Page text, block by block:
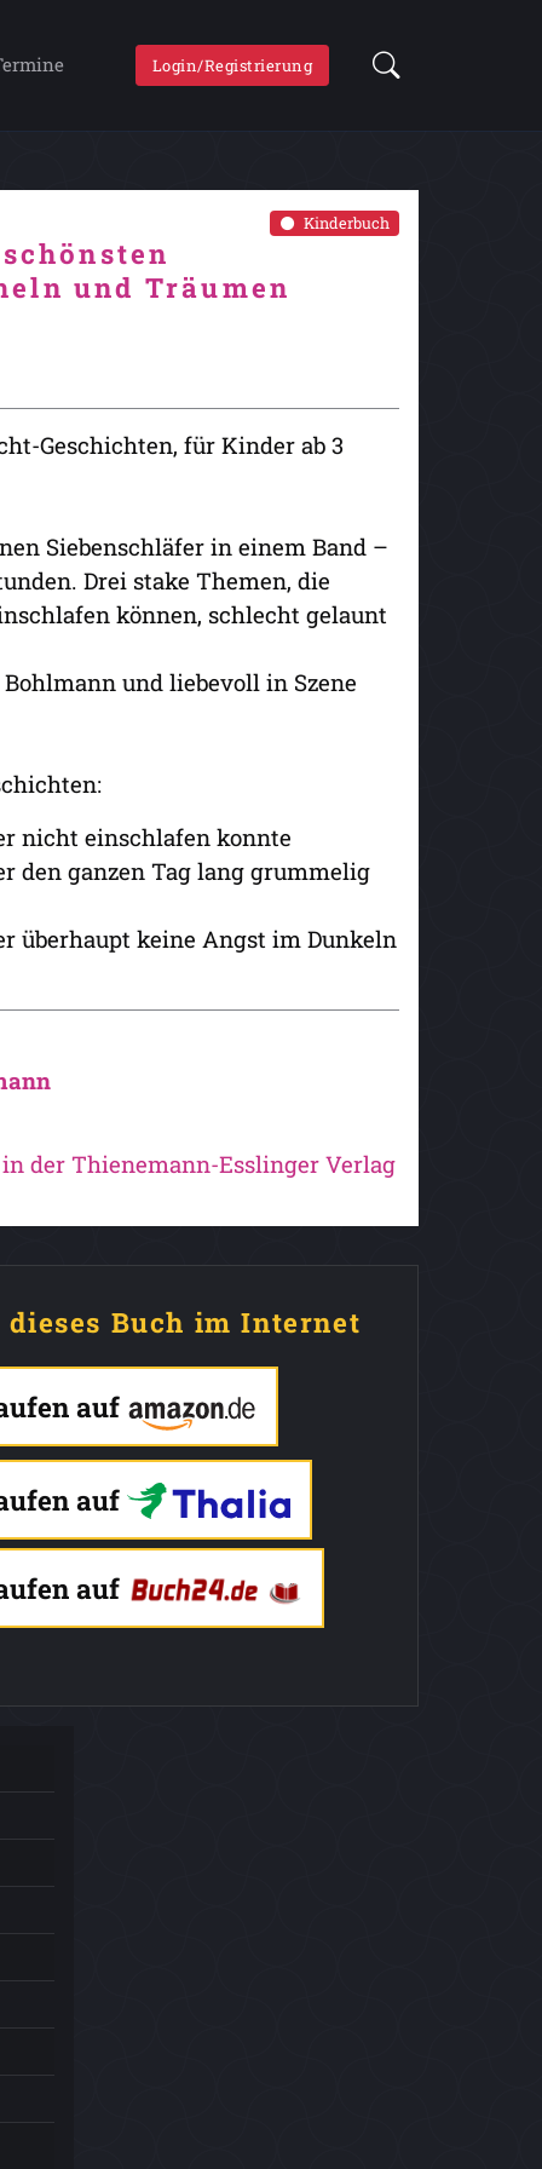
Login/Registrierung
Kinderbuch
und Träumen
Geschichten, für Kinder ab 3
Siebenschläfer in einem Band –
Drei stake Themen, die
können, schlecht gelaunt
und liebevoll in Szene
nicht einschlafen konnte
den ganzen Tag lang grummelig
überhaupt keine Angst im Dunkeln
der Thienemann-Esslinger Verlag
dieses Buch im Internet
auf
auf
auf